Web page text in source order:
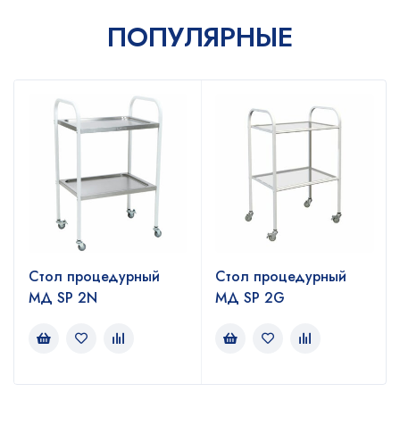
ПОПУЛЯРНЫЕ
Стол процедурный
МД SP 2N
Стол процедурный
МД SP 2G